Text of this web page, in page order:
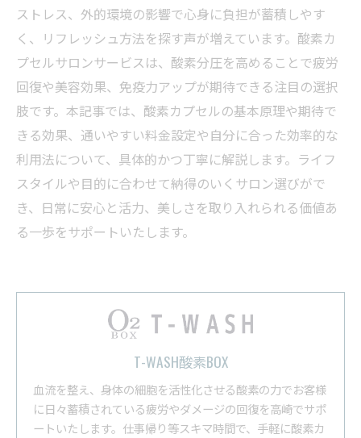
ストレス、外的環境の影響で心身に負担が蓄積しやす
く、リフレッシュ方法を探す声が増えています。酸素カ
プセルサロンサービスは、酸素分圧を高めることで疲労
回復や美容効果、免疫力アップが期待できる注目の選択
肢です。本記事では、酸素カプセルの基本原理や期待で
きる効果、通いやすい料金設定や自分に合った効率的な
利用法について、具体的かつ丁寧に解説します。ライフ
スタイルや目的に合わせて納得のいくサロン選びがで
き、日常に安心と活力、美しさを取り入れられる価値あ
る一歩をサポートいたします。
T-WASH酸素BOX
血流を整え、身体の細胞を活性化させる酸素の力でお客様
に日々蓄積されている疲労やダメージの回復を高崎でサポ
ートいたします。仕事帰り等スキマ時間で、手軽に酸素カ